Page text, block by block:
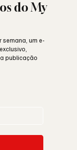
do My
semana, um e-
publicação